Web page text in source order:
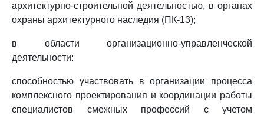
архитектурно-строительной деятельностью, в органах
охраны архитектурного наследия (ПК-13);
в области организационно-управленческой
деятельности:
способностью участвовать в организации процесса
комплексного проектирования и координации работы
специалистов смежных профессий с учетом